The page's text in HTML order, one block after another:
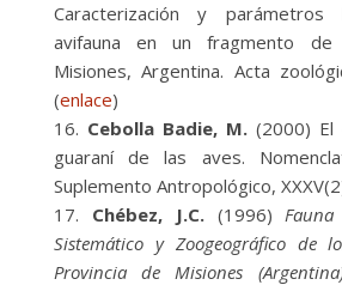
Caracterización y
avifauna en un fragmento de
Misiones, Argentina. Acta
(enlace)
Cebolla Badie, M. (2000) El
guaraní de las aves.
Suplemento Antropológico,
Chébez, J.C.(1996)
Sistemático y Zoogeográfico de
Provincia de Misiones